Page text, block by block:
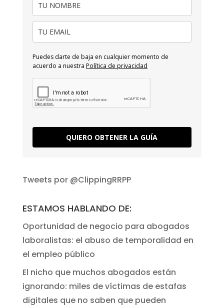
Puedes darte de baja en cualquier momento de
acuerdo a nuestra Política de privacidad
QUIERO OBTENER LA GUÍA
Tweets por @ClippingRRPP
ESTAMOS HABLANDO DE:
Oportunidad de negocio para abogados
laboralistas: el abuso de temporalidad en
el empleo público
El nicho que muchos abogados están
ignorando: miles de víctimas de estafas
digitales que no saben que pueden